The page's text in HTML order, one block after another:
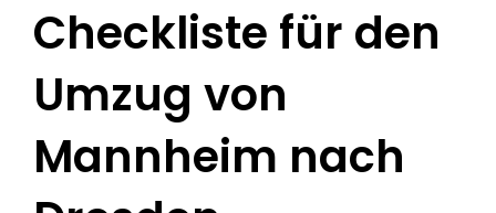
Checkliste für den
Umzug von
Mannheim nach